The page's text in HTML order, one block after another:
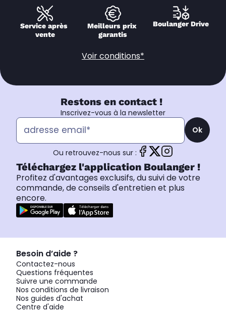
Service après
vente
Meilleurs prix
garantis
Boulanger Drive
Voir conditions*
Restons en contact !
Inscrivez-vous à la newsletter
Ok
Ou retrouvez-nous sur :
Téléchargez l'application Boulanger !
Profitez d'avantages exclusifs, du suivi de votre
commande, de conseils d'entretien et plus
encore.
Besoin d’aide ?
Contactez-nous
Questions fréquentes
Suivre une commande
Nos conditions de livraison
Nos guides d'achat
Centre d'aide